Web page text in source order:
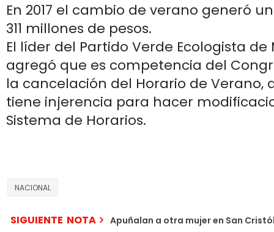
En 2017 el cambio de verano generó
311 millones de pesos.
El líder del Partido Verde Ecologista de
agregó que es competencia del
la cancelación del Horario de Verano,
tiene injerencia para hacer
Sistema de Horarios.
NACIONAL
SIGUIENTE NOTA Apuñalan a otra mujer en San